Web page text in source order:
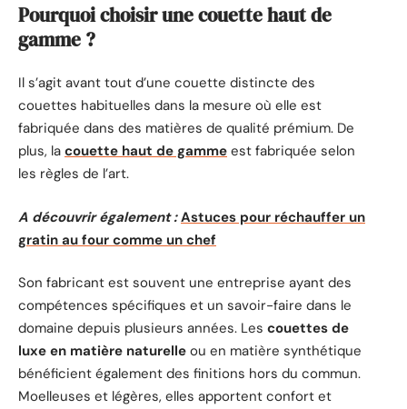
Pourquoi choisir une couette haut de
gamme ?
Il s’agit avant tout d’une couette distincte des
couettes habituelles dans la mesure où elle est
fabriquée dans des matières de qualité prémium. De
plus, la couette haut de gamme est fabriquée selon
les règles de l’art.
A découvrir également : Astuces pour réchauffer un
gratin au four comme un chef
Son fabricant est souvent une entreprise ayant des
compétences spécifiques et un savoir-faire dans le
domaine depuis plusieurs années. Les couettes de
luxe en matière naturelle ou en matière synthétique
bénéficient également des finitions hors du commun.
Moelleuses et légères, elles apportent confort et